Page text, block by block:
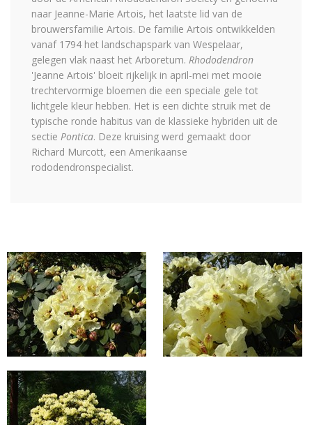
naar Jeanne-Marie Artois, het laatste lid van de
brouwersfamilie Artois. De familie Artois ontwikkelden
vanaf 1794 het landschapspark van Wespelaar,
gelegen vlak naast het Arboretum. Rhododendron
'Jeanne Artois' bloeit rijkelijk in april-mei met mooie
trechtervormige bloemen die een speciale gele tot
lichtgele kleur hebben. Het is een dichte struik met de
typische ronde habitus van de klassieke hybriden uit de
sectie Pontica. Deze kruising werd gemaakt door
Richard Murcott, een Amerikaanse
rododendronspecialist.